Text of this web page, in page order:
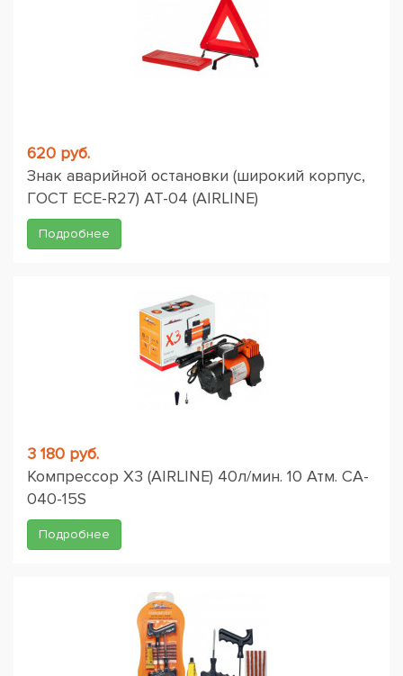
620 руб.
Знак аварийной остановки (широкий корпус,
ГОСТ ЕСЕ-R27) AT-04 (AIRLINE)
Подробнее
3 180 руб.
Компрессор X3 (AIRLINE) 40л/мин. 10 Атм. CA-
040-15S
Подробнее